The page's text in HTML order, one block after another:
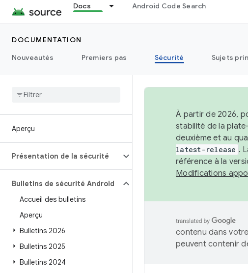
Docs Android Code Search
DOCUMENTATION
Nouveautés
Premiers pas Sécurité Sujets
Aperçu
Présentation de la sécurité
Bulletins de sécurité Android
Accueil des bulletins
Aperçu
Bulletins 2026
Bulletins 2025
Bulletins 2024
À partir de 2026,
stabilité de la
deuxième et au
latest-release .
référence à la
Modifications
contenu dans
peuvent contenir